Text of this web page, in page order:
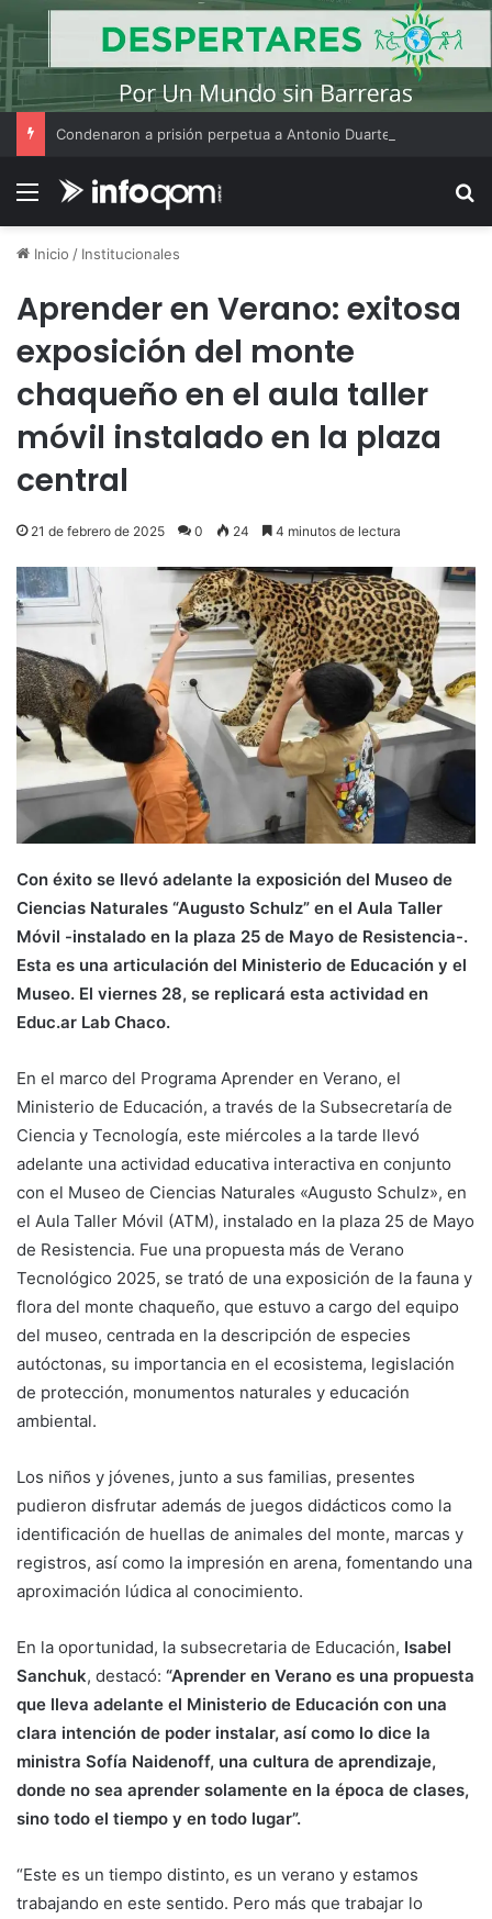
Menú
Inicio / Institucionales
Aprender en Verano: exitosa
exposición del monte
chaqueño en el aula taller
móvil instalado en la plaza
central
21 de febrero de 2025 0 24 4 minutos de lectura
Con éxito se llevó adelante la exposición del Museo de
Ciencias Naturales “Augusto Schulz” en el Aula Taller
Móvil -instalado en la plaza 25 de Mayo de Resistencia-.
Esta es una articulación del Ministerio de Educación y el
Museo. El viernes 28, se replicará esta actividad en
Educ.ar Lab Chaco.
En el marco del Programa Aprender en Verano, el
Ministerio de Educación, a través de la Subsecretaría de
Ciencia y Tecnología, este miércoles a la tarde llevó
adelante una actividad educativa interactiva en conjunto
con el Museo de Ciencias Naturales «Augusto Schulz», en
el Aula Taller Móvil (ATM), instalado en la plaza 25 de Mayo
de Resistencia. Fue una propuesta más de Verano
Tecnológico 2025, se trató de una exposición de la fauna y
flora del monte chaqueño, que estuvo a cargo del equipo
del museo, centrada en la descripción de especies
autóctonas, su importancia en el ecosistema, legislación
de protección, monumentos naturales y educación
ambiental.
Los niños y jóvenes, junto a sus familias, presentes
pudieron disfrutar además de juegos didácticos como la
identificación de huellas de animales del monte, marcas y
registros, así como la impresión en arena, fomentando una
aproximación lúdica al conocimiento.
En la oportunidad, la subsecretaria de Educación, Isabel
Sanchuk, destacó: “Aprender en Verano es una propuesta
que lleva adelante el Ministerio de Educación con una
clara intención de poder instalar, así como lo dice la
ministra Sofía Naidenoff, una cultura de aprendizaje,
donde no sea aprender solamente en la época de clases,
sino todo el tiempo y en todo lugar”.
“Este es un tiempo distinto, es un verano y estamos
trabajando en este sentido. Pero más que trabajar lo